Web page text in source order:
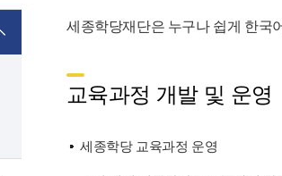
세종학당재단은 누구나 쉽게 한국
교육과정 개발 및 운영
세종학당 교육과정 운영